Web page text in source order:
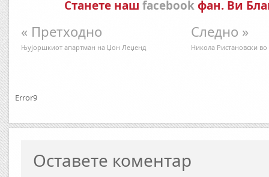
Станете наш facebookфан. Ви
« Претходно
Њујоршкиот апартман на Џон Леџенд
Следно »
Никола Ристановски во
Error9
Оставете коментар